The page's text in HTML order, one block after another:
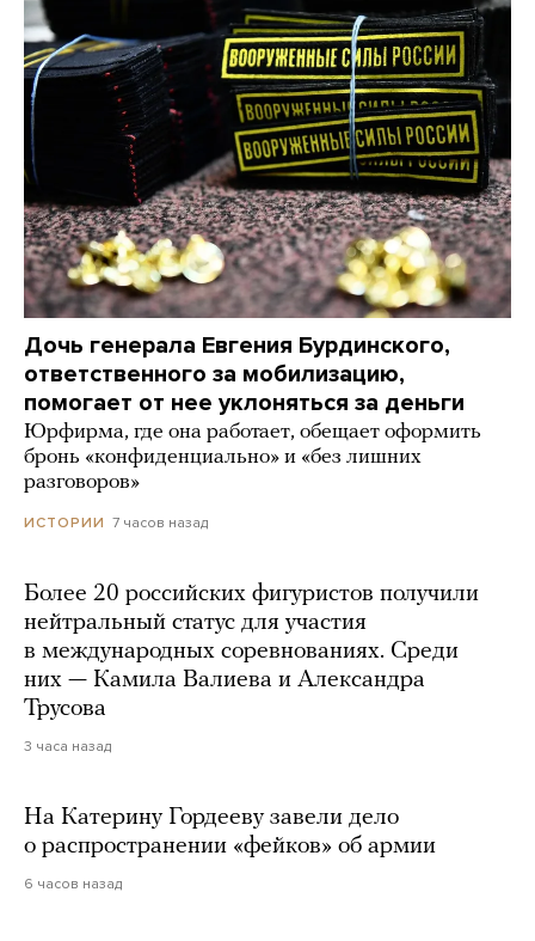
Дочь генерала Евгения Бурдинского,
ответственного за мобилизацию,
помогает от нее уклоняться за деньги
Юрфирма, где она работает, обещает оформить
бронь «конфиденциально» и «без лишних
разговоров»
ИСТОРИИ 7 часов назад
Более 20 российских фигуристов получили
нейтральный статус для участия
в международных соревнованиях. Среди
них — Камила Валиева и Александра
Трусова
3 часа назад
На Катерину Гордееву завели дело
о распространении «фейков» об армии
6 часов назад